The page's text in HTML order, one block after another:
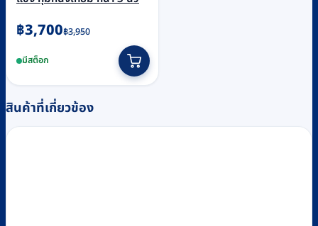
฿3,950
Original
was:
฿3,950.
฿3,700
Current
is:
฿3,700.
มีสต็อก
สินค้าที่เกี่ยวข้อง